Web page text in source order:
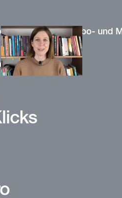
für digitale Abo- und